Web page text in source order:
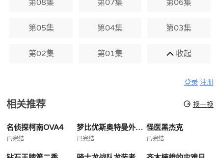
第08集 第07集 第06集
第05集 第04集 第03集
第02集 第01集 收起
登录 注册
相关推荐 换一换
名侦探柯南OVA4
已完结
梦比优斯奥特曼外传亡灵复活
已完结
怪医黑杰克
已完结